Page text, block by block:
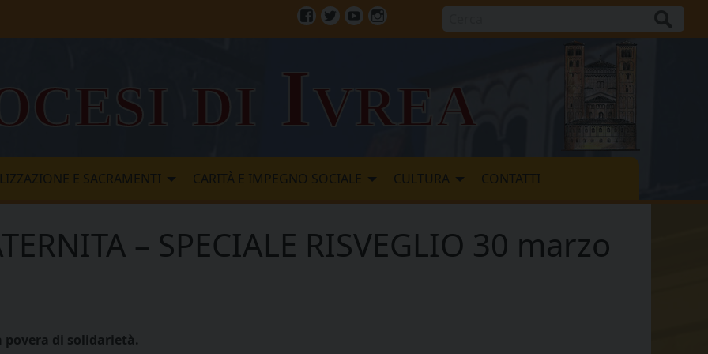
di Ivrea
E SACRAMENTI CARITÀ E IMPEGNO SOCIALE CULTURA CONTATTI
– SPECIALE RISVEGLIO 30 marzo
povera di solidarietà.